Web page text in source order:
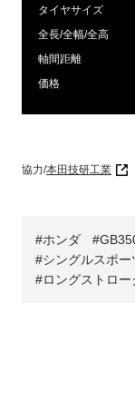
タイヤサイズ
全長/全幅/全高
軸間距離
価格
協力/本田技研工業
ホンダ
シングルスポー
ロングストロー